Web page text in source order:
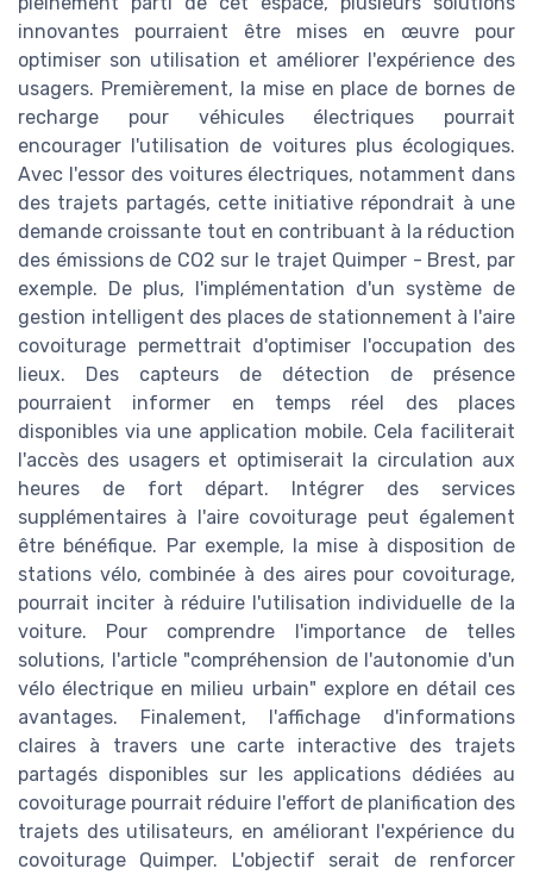
innovantes pourraient être mises en œuvre pour
optimiser son utilisation et améliorer l'expérience des
usagers. Premièrement, la mise en place de bornes de
recharge pour véhicules électriques pourrait
encourager l'utilisation de voitures plus écologiques.
Avec l'essor des voitures électriques, notamment dans
des trajets partagés, cette initiative répondrait à une
demande croissante tout en contribuant à la réduction
des émissions de CO2 sur le trajet Quimper - Brest, par
exemple. De plus, l'implémentation d'un système de
gestion intelligent des places de stationnement à l'aire
covoiturage permettrait d'optimiser l'occupation des
lieux. Des capteurs de détection de présence
pourraient informer en temps réel des places
disponibles via une application mobile. Cela faciliterait
l'accès des usagers et optimiserait la circulation aux
heures de fort départ. Intégrer des services
supplémentaires à l'aire covoiturage peut également
être bénéfique. Par exemple, la mise à disposition de
stations vélo, combinée à des aires pour covoiturage,
pourrait inciter à réduire l'utilisation individuelle de la
voiture. Pour comprendre l'importance de telles
solutions, l'article "compréhension de l'autonomie d'un
vélo électrique en milieu urbain" explore en détail ces
avantages. Finalement, l'affichage d'informations
claires à travers une carte interactive des trajets
partagés disponibles sur les applications dédiées au
covoiturage pourrait réduire l'effort de planification des
trajets des utilisateurs, en améliorant l'expérience du
covoiturage Quimper. L'objectif serait de renforcer